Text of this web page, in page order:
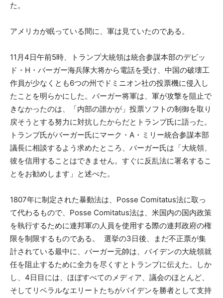
た。
アメリカが眠っている間に、軍は見ていたのである。
11月4日午前5時、トランプ大統領は統合参謀本部のデビッ
ド・H・バーガー海兵隊大将から電話を受け、中国の破壊工
作員が少なくとも6つの州でドミニオン社の投票機に侵入し
たことを明らかにした。バーガー将軍は、軍が攻撃を阻止で
きなかったのは、「内部の誰かが」投票ソフトの制御を取り
戻そうとする努力に対抗したからだとトランプ氏に語った。
トランプ氏がバーガー氏にマーク・A・ミリー統合参謀本部
議長に相談するよう求めたところ、バーガー氏は「大統領、
彼を信用することはできません。すぐに反乱法に署名するこ
とをお勧めします」と述べた。
1807年に制定された暴動法は、Posse Comitatus法に取っ
て代わるもので、Posse Comitatus法は、米国内の国内政策
を執行するために連邦軍の人員を使用する際の連邦政府の権
限を制限するものである。 選挙の3日後、まだ不正票が集
計されている最中に、バーガー元帥は、バイデンの大統領就
任を阻止するために全力を尽くすとトランプに伝えた。しか
し、4日目には、ほぼすべてのメディア、議会のほとんど、
そしてリベラルなエリートたちがバイデンを勝者として支持